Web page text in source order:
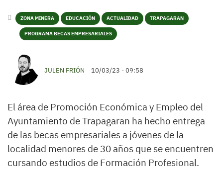
ZONA MINERA EDUCACIÓN ACTUALIDAD TRAPAGARAN
PROGRAMA BECAS EMPRESARIALES
JULEN FRIÓN 10/03/23 - 09:58
El área de Promoción Económica y Empleo del
Ayuntamiento de Trapagaran ha hecho entrega
de las becas empresariales a jóvenes de la
localidad menores de 30 años que se encuentren
cursando estudios de Formación Profesional.